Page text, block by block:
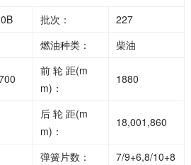
批次：
227
燃油种类： 柴油
前 轮 距(m
m)：
1880
后 轮 距(m
m)：
18,001,860
弹簧片数： 7/9+6,8/10+8